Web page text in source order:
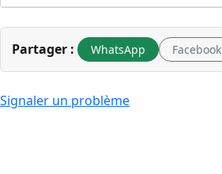
Partager : WhatsApp Facebook
Signaler un problème